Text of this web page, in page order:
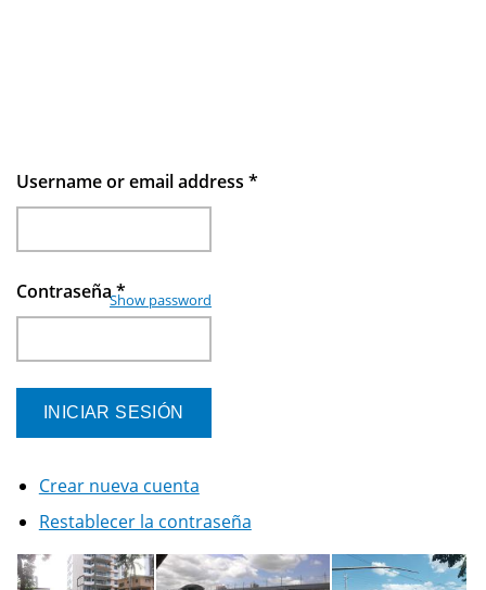
Username or email address *
Contraseña*
Show password
Crear nueva cuenta
Restablecer la contraseña